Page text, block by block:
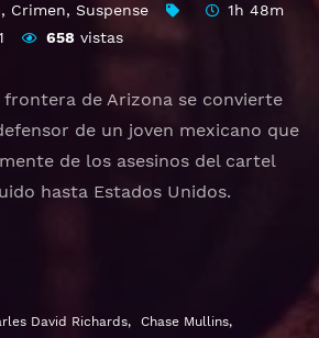
, Crimen, Suspense
1h 48m
658 vistas
de Arizona se convierte
de un joven mexicano que
de los asesinos del cartel
hasta Estados Unidos.
castellano
David Richards, Chase Mullins,